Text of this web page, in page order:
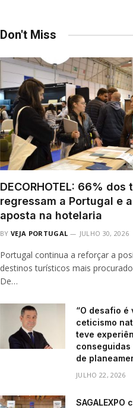
Don't Miss
DECORHOTEL: 66% dos
regressam a Portugal e
aposta na hotelaria
BY VEJA PORTUGAL JULHO 30, 2026
Portugal continua a reforçar a
destinos turísticos mais
De…
“O desafio é
ceticismo
teve
de
JULHO 22, 2026
SAGALEXPO